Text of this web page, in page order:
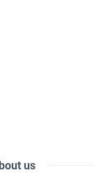
us